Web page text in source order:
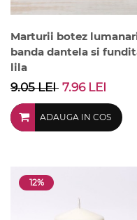
Marturii botez
banda dantela si
lila
9.05 LEI 7.96 LEI
ADAUGA IN COS
12%